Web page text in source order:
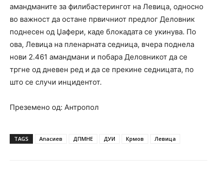
амандманите за филибастерингот на Левица, односно
во важност да остане првичниот предлог Деловник
поднесен од Џафери, каде блокадата се укинува. По
ова, Левица на пленарната седница, вчера поднела
нови 2.461 амандмани и побара Деловникот да се
тргне од дневен ред и да се прекине седницата, по
што се случи инцидентот.
Преземено од: Антропол
TAGS Апасиев ДПМНЕ ДУИ Крмов Левица